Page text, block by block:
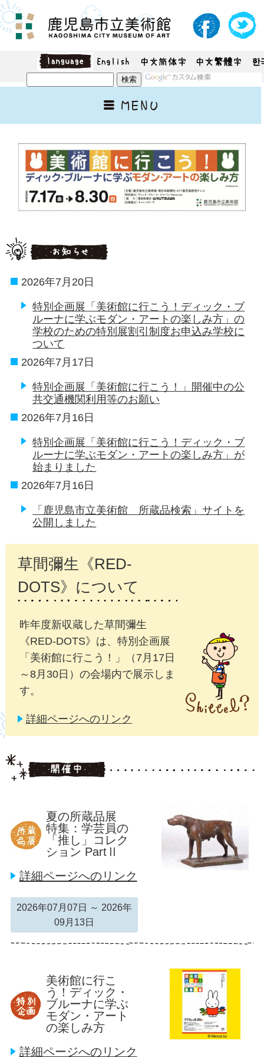
2026年7月20日
特別企画展「美術館に行こう！ディック・ブ
ルーナに学ぶモダン・アートの楽しみ方」の
学校のための特別展割引制度お申込み学校に
ついて
2026年7月17日
特別企画展「美術館に行こう！」開催中の公
共交通機関利用等のお願い
2026年7月16日
特別企画展「美術館に行こう！ディック・ブ
ルーナに学ぶモダン・アートの楽しみ方」が
始まりました
2026年7月16日
「鹿児島市立美術館 所蔵品検索」サイトを
公開しました
草間彌生《RED-
DOTS》について
昨年度新収蔵した草間彌生
《RED-DOTS》は、特別企画展
「美術館に行こう！」（7月17日
～8月30日）の会場内で展示しま
す。
詳細ページへのリンク
夏の所蔵品展
特集：学芸員の
「推し」コレク
ション PartⅡ
詳細ページへのリンク
2026年07月07日 ～ 2026年
09月13日
美術館に行こ
う！ディック・
ブルーナに学ぶ
モダン・アート
の楽しみ方
詳細ページへのリンク